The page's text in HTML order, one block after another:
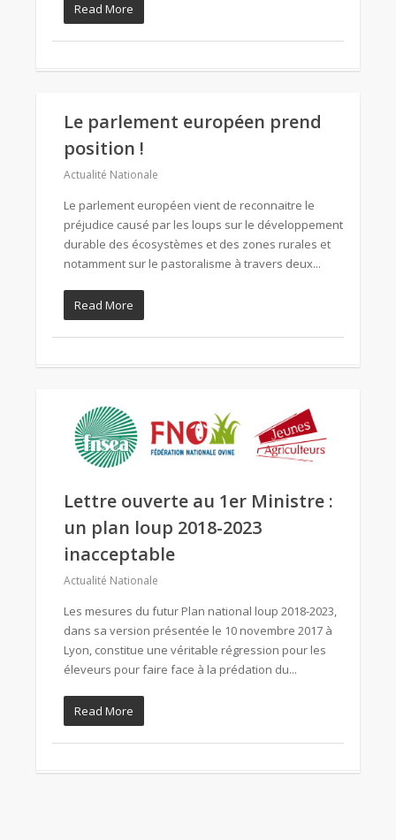
Read More
Le parlement européen prend
position !
Actualité Nationale
Le parlement européen vient de reconnaitre le
préjudice causé par les loups sur le développement
durable des écosystèmes et des zones rurales et
notamment sur le pastoralisme à travers deux...
Read More
Lettre ouverte au 1er Ministre :
un plan loup 2018-2023
inacceptable
Actualité Nationale
Les mesures du futur Plan national loup 2018-2023,
dans sa version présentée le 10 novembre 2017 à
Lyon, constitue une véritable régression pour les
éleveurs pour faire face à la prédation du...
Read More